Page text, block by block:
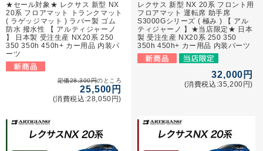
★セール対象★ レクサス 新型 NX
20系 フロアマット トランクマット
( ラゲッジマット ) ラバー製 ゴム
防水 撥水性 【 アルティジャーノ
】 日本製 受注生産 NX20系 250
350 350h 450h+ カー用品 内装パ
ーツ
定価28,300円のところ
25,500円
(消費税込:28,050円)
レクサス 新型 NX 20系 フロント用
フロアマット 運転席 助手席
S3000Gシリーズ ( 極み ) 【 アル
ティジャーノ 】★当店限定★ 日本
製 受注生産 NX20系 250 350
350h 450h+ カー用品 内装パーツ
32,000円
(消費税込:35,200円)